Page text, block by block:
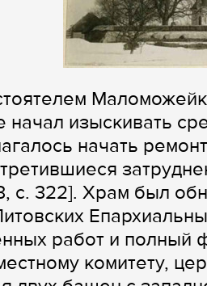
начал изыскивать
начать
с. 322]. Храм был
работ и полный
комитету,